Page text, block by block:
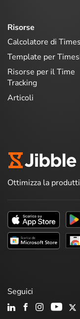
Risorse
Calcolatore di
Template per
Risorse per il Time
Tracking
Articoli
Ottimizza la
Seguici